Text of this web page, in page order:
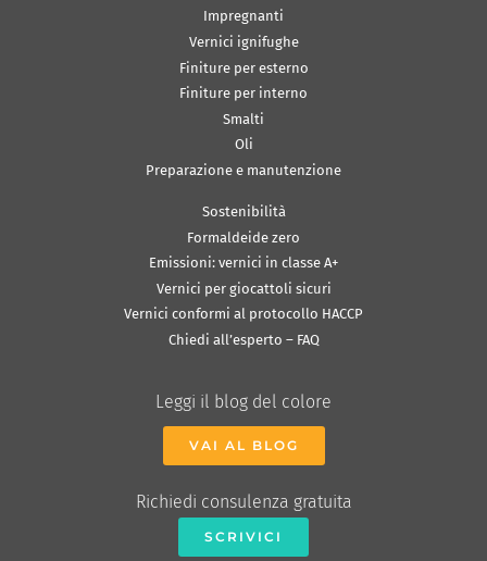
Impregnanti
Vernici ignifughe
Finiture per esterno
Finiture per interno
Smalti
Oli
Preparazione e manutenzione
Sostenibilità
Formaldeide zero
Emissioni: vernici in classe A+
Vernici per giocattoli sicuri
Vernici conformi al protocollo HACCP
Chiedi all’esperto – FAQ
Leggi il blog del colore
VAI AL BLOG
Richiedi consulenza gratuita
SCRIVICI